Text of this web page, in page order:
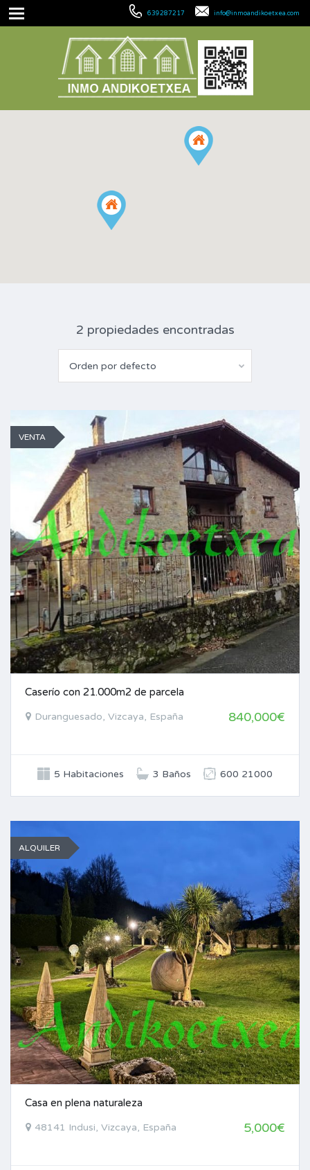
639287217 info@inmoandikoetxea.com
2 propiedades encontradas
Orden por defecto
VENTA
Caserío con 21.000m2 de parcela
Duranguesado, Vizcaya, España 840,000€
5 Habitaciones 3 Baños 600 21000
ALQUILER
Casa en plena naturaleza
48141 Indusi, Vizcaya, España 5,000€